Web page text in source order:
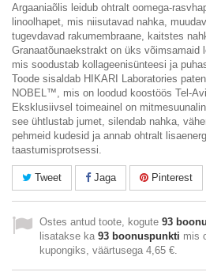
Argaaniaõlis leidub ohtralt oomega-
linoolhapet, mis niisutavad nahka,
tugevdavad rakumembraane, kaitstes
Granaatõunaekstrakt on üks võimsamaid
mis soodustab kollageenisünteesi ja
Toode sisaldab HIKARI Laboratories
NOBEL™, mis on loodud koostöös Tel-
Eksklusiivsel toimeainel on
see ühtlustab jumet, silendab nahka,
pehmeid kudesid ja annab ohtralt
taastumisprotsessi.
Tweet Jaga Pinterest
Ostes antud toote, kogute 93
lisatakse ka 93 boonuspunkti mis
kupongiks, väärtusega 4,65 €.